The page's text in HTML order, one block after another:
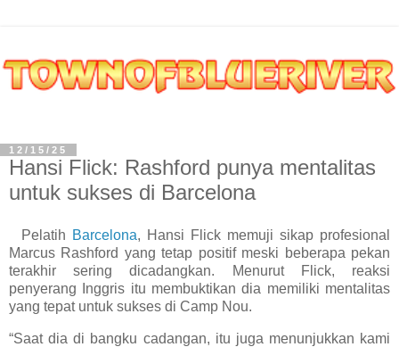
12/15/25
Hansi Flick: Rashford punya mentalitas
untuk sukses di Barcelona
Pelatih Barcelona, Hansi Flick memuji sikap profesional
Marcus Rashford yang tetap positif meski beberapa pekan
terakhir sering dicadangkan. Menurut Flick, reaksi
penyerang Inggris itu membuktikan dia memiliki mentalitas
yang tepat untuk sukses di Camp Nou.
“Saat dia di bangku cadangan, itu juga menunjukkan kami